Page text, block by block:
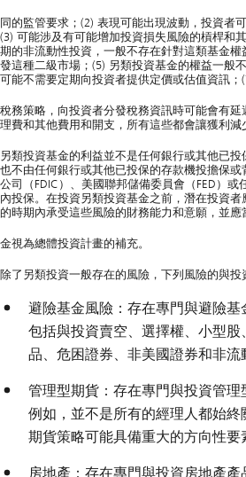
同的監管要求；(2) 表現可能出現波動，投資者
(3) 可能涉及有可能增加投資損失風險的槓桿和
期的非流動性投資，一般不存在針對這類基金權
發這種二級市場；(5) 另類投資基金的權益一般
可能不需要定期向投資者提供定價或估值資訊；
稅務策略，向投資者分發稅務資訊時可能會有
理費和其他費用和開支，所有這些都會讓獲利減
另類投資基金的利益並不是任何銀行或其他已投
也不由任何銀行或其他已投保的存款機投擔保
公司（FDIC）、美國聯邦儲備委員會（FED）或
內投保。在投資另類投資基金之前，潛在投資
的時期內承受這些風險的財務能力和意願，並應
金視為總體投資計畫的補充。
除了另類投資一般存在的風險，下列風險的與投
避險基金風險：存在專門與避險
包括與投資賣空、選擇權、小型股
品、危困證券、非美國證券和非流
管理型期貨：存在專門與投資管理
例如，並不是所有的經理人都始
期貨策略可能具備重大的方向性要
房地產：存在專門與投資房地產